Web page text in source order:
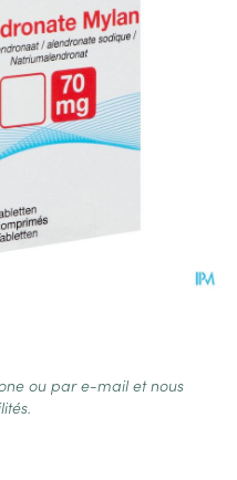
ou par e-mail et nous